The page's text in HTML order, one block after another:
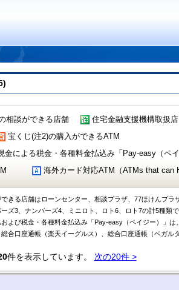
相談ができる店舗 住宅金融支援機構取扱店
宝くじ(注2)の購入ができるATM
金による税金・各種料金払込み「Pay-easy（ペ
海外カード対応ATM（ATMs that can
きる店舗はローンセンター、相談プラザ、77ほけんプラ
ズ3、ナンバーズ4、ミニロト、ロト6、ロト7の計5種類で
よび税金・各種料金払込み「Pay-easy（ペイジー）」は
合口座通帳（楽天イーグルス）、総合口座通帳（ベガル
件を表示しています。 次の20件 >